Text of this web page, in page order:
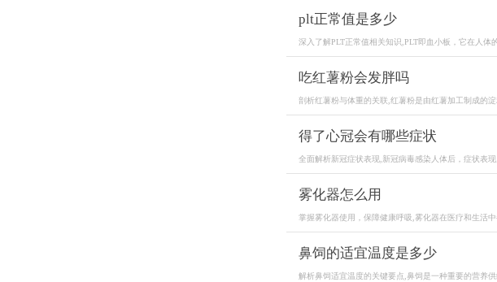
plt正常值是多少
深入了解PLT正常值相关知识,PLT即血小板，它在人体
吃红薯粉会发胖吗
剖析红薯粉与体重的关联,红薯粉是由红薯加工制成的
得了心冠会有哪些症状
全面解析新冠症状表现,新冠病毒感染人体后，症状表
雾化器怎么用
掌握雾化器使用，保障健康呼吸,雾化器在医疗和生活
鼻饲的适宜温度是多少
解析鼻饲适宜温度的关键要点,鼻饲是一种重要的营养